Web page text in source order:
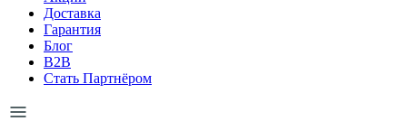
Доставка
Гарантия
Блог
B2B
Стать Партнёром